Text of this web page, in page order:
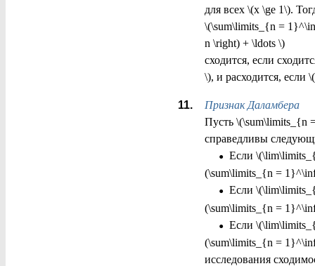
для всех \(x \ge 1\).
\(\sum\limits_{n =
n \right) + \ldots \)
сходится, если
\), и расходится,
Признак Даламбера
Пусть \(\sum\limits_{n
справедливы
•Если
(\sum\limits_{n =
•Если
(\sum\limits_{n =
•Если
(\sum\limits_{n =
исследования